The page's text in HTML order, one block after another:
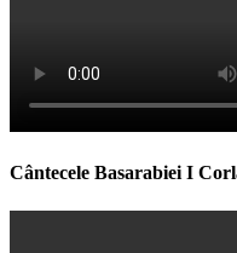
Cântecele Basarabiei I